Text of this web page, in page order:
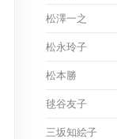
松澤一之
松永玲子
松本勝
毬谷友子
三坂知絵子